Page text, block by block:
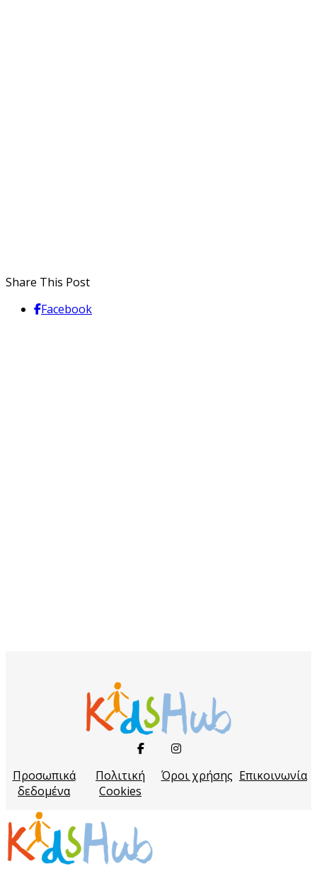
Share This Post
Facebook
Προσωπικά
δεδομένα
Πολιτική
Cookies
Όροι χρήσης Επικοινωνία